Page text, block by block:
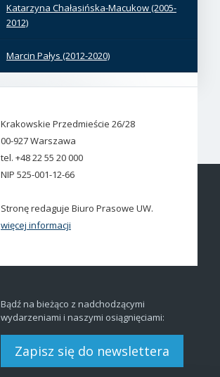
Katarzyna Chałasińska-Macukow (2005-
2012)
Marcin Pałys (2012-2020)
Krakowskie Przedmieście 26/28
00-927 Warszawa
tel. +48 22 55 20 000
NIP 525-001-12-66
Stronę redaguje Biuro Prasowe UW.
więcej informacji
Bądź na bieżąco z nadchodzącymi
wydarzeniami i naszymi osiągnięciami:
Zapisz się do newslettera